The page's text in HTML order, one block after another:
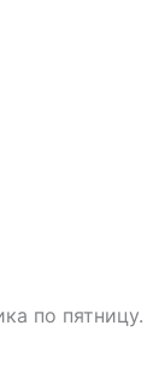
по пятницу.